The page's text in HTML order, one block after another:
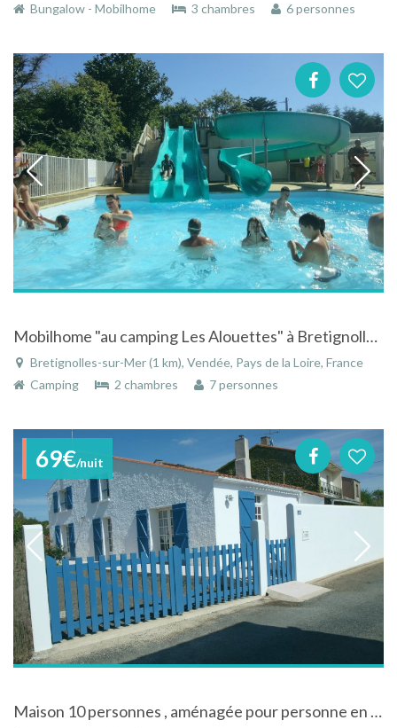
Bungalow - Mobilhome
3 chambres 6 personnes
Mobilhome "au camping Les Alouettes" à Bretignolles sur Mer en Vendée tout confort avec piscine
Bretignolles-sur-Mer (1 km), Vendée, Pays de la Loire, France
Camping
2 chambres 7 personnes
69€/nuit
Maison 10 personnes , aménagée pour personne en fauteuil, WiFi